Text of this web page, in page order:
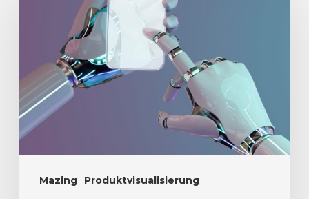
Mazing Produktvisualisierung